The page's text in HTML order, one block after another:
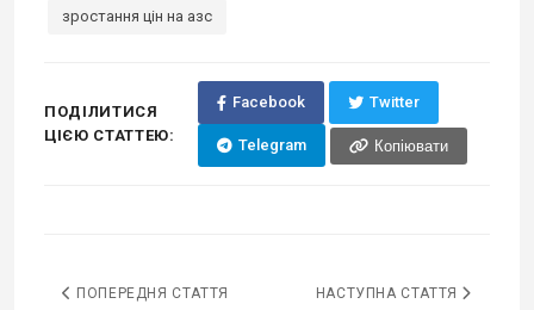
зростання цін на азс
ПОДІЛИТИСЯ
ЦІЄЮ СТАТТЕЮ:
Facebook Twitter
Telegram Копіювати
ПОПЕРЕДНЯ СТАТТЯ НАСТУПНА СТАТТЯ